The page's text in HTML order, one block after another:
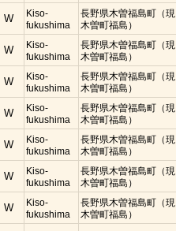
W
Kiso-
fukushima
長野県木曽福島町（
木曽町福島）
W
Kiso-
fukushima
長野県木曽福島町（
木曽町福島）
W
Kiso-
fukushima
長野県木曽福島町（
木曽町福島）
W
Kiso-
fukushima
長野県木曽福島町（
木曽町福島）
W
Kiso-
fukushima
長野県木曽福島町（
木曽町福島）
W
Kiso-
fukushima
長野県木曽福島町（
木曽町福島）
W
Kiso-
fukushima
長野県木曽福島町（
木曽町福島）